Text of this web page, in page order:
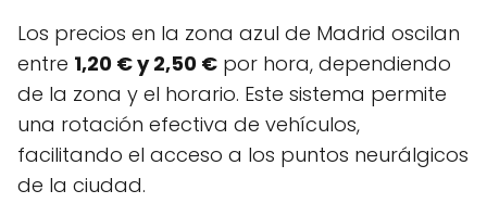
Los precios en la zona azul de Madrid oscilan
entre 1,20 € y 2,50 € por hora, dependiendo
de la zona y el horario. Este sistema permite
una rotación efectiva de vehículos,
facilitando el acceso a los puntos neurálgicos
de la ciudad.